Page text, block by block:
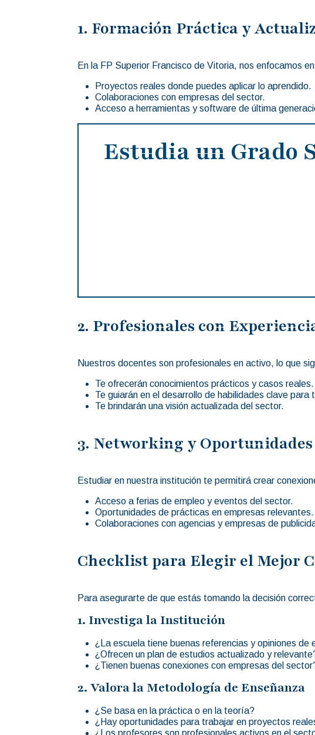
1. Formación Práctica y
En la FP Superior Francisco de Vitoria, nos enfocamos
Proyectos reales donde puedes aplicar lo aprendido.
Colaboraciones con empresas del sector.
Acceso a herramientas y software de última
Estudia un Grado
2. Profesionales con
Nuestros docentes son profesionales en activo, lo que
Te ofrecerán conocimientos prácticos y casos reales.
Te guiarán en el desarrollo de habilidades clave para
Te brindarán una visión actualizada del sector.
3. Networking y
Estudiar en nuestra institución te permitirá crear
Acceso a ferias de empleo y eventos del sector.
Oportunidades de prácticas en empresas relevantes.
Colaboraciones con agencias y empresas de
Checklist para Elegir el Mejor
Para asegurarte de que estás tomando la decisión
1. Investiga la Institución
¿La escuela tiene buenas referencias y opiniones de
¿Ofrecen un plan de estudios actualizado y
¿Tienen buenas conexiones con empresas del
2. Valora la Metodología de Enseñanza
¿Se basa en la práctica o en la teoría?
¿Hay oportunidades para trabajar en proyectos